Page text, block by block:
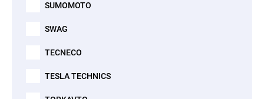
SUMOMOTO
SWAG
TECNECO
TESLA TECHNICS